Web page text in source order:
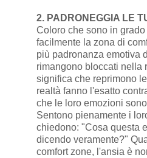
2. PADRONEGGIA LE
Coloro che sono in
facilmente la zona di
più padronanza emotiva
rimangono bloccati nella
significa che reprimono
realtà fanno l'esatto
che le loro emozioni
Sentono pienamente i
chiedono: "Cosa questa
dicendo veramente?"
comfort zone, l'ansia è